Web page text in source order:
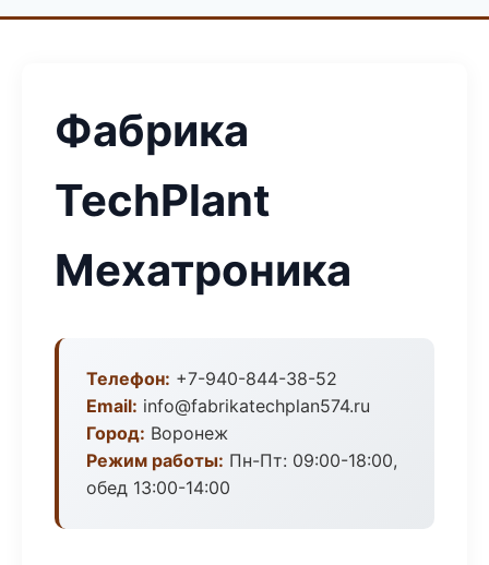
Фабрика
TechPlant
Мехатроника
Телефон: +7-940-844-38-52
Email: info@fabrikatechplan574.ru
Город: Воронеж
Режим работы: Пн-Пт: 09:00-18:00,
обед 13:00-14:00